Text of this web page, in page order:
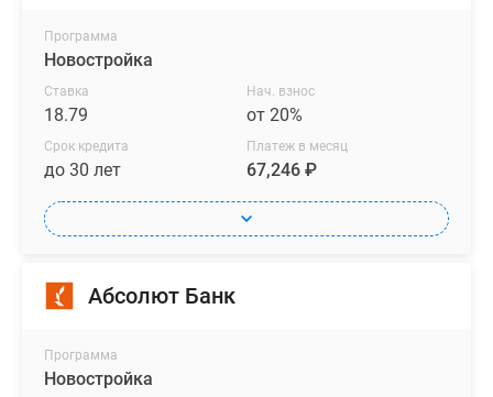
Программа
Новостройка
Ставка
18.79
Нач. взнос
от 20%
Срок кредита
до 30 лет
Платеж в месяц
67,246 ₽
Абсолют Банк
Программа
Новостройка